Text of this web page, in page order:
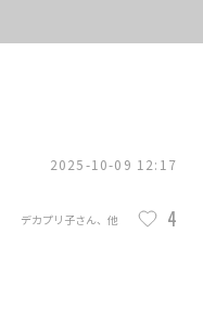
2025-10-09 12:17
4
デカプリ子さん、他